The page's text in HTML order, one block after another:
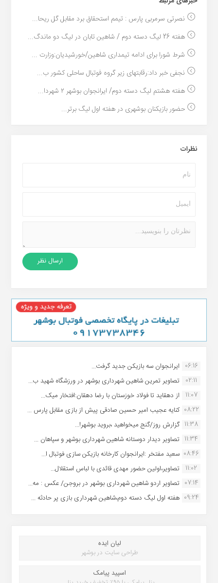
نصرتی سرمربی پارس : تیمم استحقاق برد مقابل گل ریحا...
هفته 26 لیگ دسته دوم / شاهین تابان در لیگ دو ماندگ...
شرط شورا برای ادامه تیمداری شاهین/خورشیدیان:وزارت ...
نجفی خبر داد:رقابتهای زیر گروه فوتبال ساحلی کشور ب...
هفته هشتم لیگ دسته دوم/ ایرانجوان بوشهر ۲ شهردا...
حضور بازیکنان بوشهری در هفته اول لیگ برتر...
نظرات
06:16 ایرانجوان سه بازیکن جدید گرفت...
02:11
تصاویر تمرین شاهین شهردارى بوشهر در ورزشگاه شهید ب...
11:07
از دهقاید تا فولاد خوزستان با رضا دهقان:افتخار میک...
08:22 کنایه عجیب امیر حسین صادقی پیش از بازی مقابل پارس ...
11:38 گزارش روز/گنج میخواهید ،بروید بوشهر!...
11:34 تصاویر دیدار دوستانه شاهین شهردارى بوشهر و سپاهان ...
08:46 سعید مفتخر :ایرانجوان کارخانه بازیکن سازی فوتبال ا...
11:02
تصاویر،اولین حضور مهدی قائدی با لباس استقلال...
07:14 تصاویر اردو شاهین شهرداری بوشهر در بروجن/ عکس : مه...
09:24 هفته اول لیگ دسته دوم،شاهین شهرداری بازی پر حادثه ...
لیان ایده
طراحی سایت در بوشهر
اسپید پیامک